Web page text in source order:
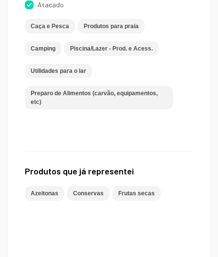
Atacado
Caça e Pesca Produtos para praia
Camping Piscina/Lazer - Prod. e Acess.
Utilidades para o lar
Preparo de Alimentos (carvão, equipamentos,
etc)
Produtos que já representei
Azeitonas Conservas Frutas secas